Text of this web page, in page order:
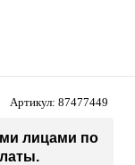
Артикул: 87477449
лицами по